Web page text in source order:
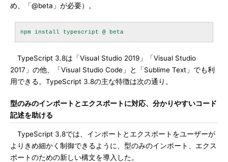
め、「@beta」が必要）。
TypeScript 3.8は「Visual Studio 2019」「Visual Studio
2017」の他、「Visual Studio Code」と「Sublime Text」でも利
用できる。TypeScript 3.8の主な特徴は次の通り。
型のみのインポートとエクスポートに対応、分かりやすいコード
記述を助ける
TypeScript 3.8では、インポートとエクスポートをユーザーが
よりきめ細かく制御できるように、型のみのインポート、エクス
ポートのための新しい構文を導入した。